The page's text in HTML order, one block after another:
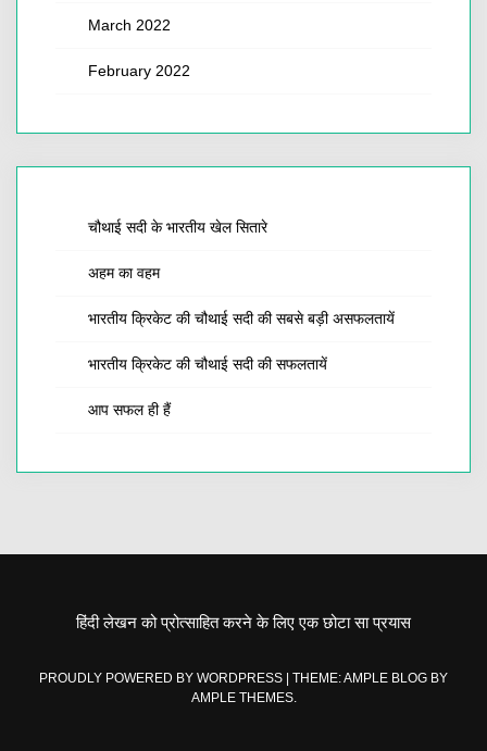
March 2022
February 2022
चौथाई सदी के भारतीय खेल सितारे
अहम का वहम
भारतीय क्रिकेट की चौथाई सदी की सबसे बड़ी असफलतायें
भारतीय क्रिकेट की चौथाई सदी की सफलतायें
आप सफल ही हैं
हिंदी लेखन को प्रोत्साहित करने के लिए एक छोटा सा प्रयास
PROUDLY POWERED BY WORDPRESS
THEME: AMPLE BLOG BY
AMPLE THEMES.